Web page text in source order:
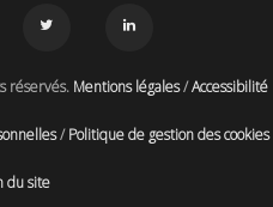
réservés. Mentions légales/Accessibilité
/Politique de gestion des cookies
du site